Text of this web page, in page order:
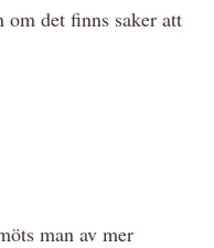
om det finns saker att
man av mer